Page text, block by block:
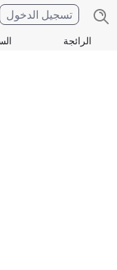
الرائجة
تسجيل الدخول